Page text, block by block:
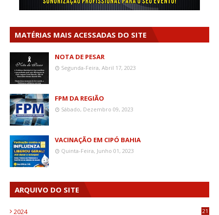
MATÉRIAS MAIS ACESSADAS DO SITE
NOTA DE PESAR
Segunda-Feira, Abril 17, 2023
FPM DA REGIÃO
Sábado, Dezembro 09, 2023
VACINAÇÃO EM CIPÓ BAHIA
Quinta-Feira, Junho 01, 2023
ARQUIVO DO SITE
2024 21